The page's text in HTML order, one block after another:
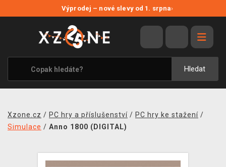
Výprodej – nové slevy od 1. srpna›
Hledat
VÝPRODEJ
VIDEOHRY
XZONE ORIGINALS
TÉMATIKY
MERCHANDISE
Xzone.cz / PC hry a příslušenství / PC hry ke stažení /
Simulace / Anno 1800 (DIGITAL)